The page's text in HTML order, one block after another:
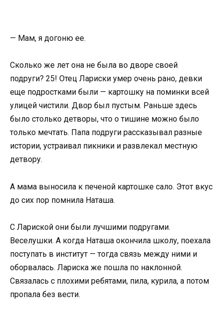
— Мам, я догоню ее.
Сколько же лет она не была во дворе своей
подруги? 25! Отец Лариски умер очень рано, девки
еще подростками были — картошку на поминки всей
улицей чистили. Двор был пустым. Раньше здесь
было столько детворы, что о тишине можно было
только мечтать. Папа подруги рассказывал разные
истории, устраивал пикники и развлекал местную
детвору.
А мама выносила к печеной картошке сало. Этот вкус
до сих пор помнила Наташа.
С Лариской они были лучшими подругами.
Веселушки. А когда Наташа окончила школу, поехала
поступать в институт — тогда связь между ними и
оборвалась. Лариска же пошла по наклонной.
Связалась с плохими ребятами, пила, курила, а потом
пропала без вести.